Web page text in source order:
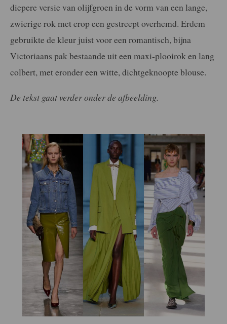
diepere versie van olijfgroen in de vorm van een lange,
zwierige rok met erop een gestreept overhemd. Erdem
gebruikte de kleur juist voor een romantisch, bijna
Victoriaans pak bestaande uit een maxi-plooirok en lang
colbert, met eronder een witte, dichtgeknoopte blouse.
De tekst gaat verder onder de afbeelding.